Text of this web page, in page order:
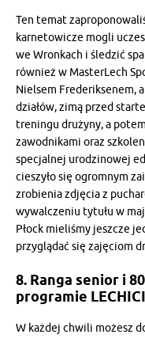
Ten temat
karnetowicze mogli
we Wronkach i śledzić
również w MasterLech
Nielsem Frederiksenem,
działów, zimą przed
treningu drużyny, a
zawodnikami oraz
specjalnej urodzinowej
cieszyło się ogromnym
zrobienia zdjęcia z
wywalczeniu tytułu w
Płock mieliśmy jeszcze
przyglądać się zajęciom
8. Ranga senior i
programie LECHICI
W każdej chwili możesz